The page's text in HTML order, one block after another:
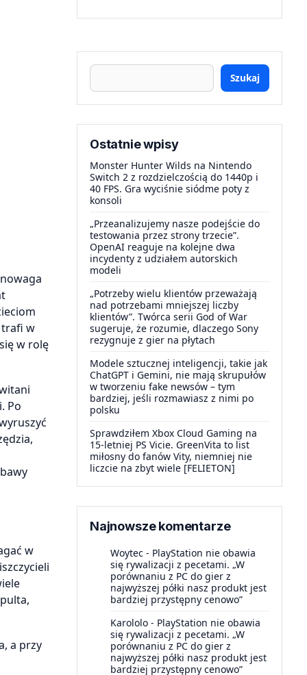
trafi w
w rolę
Po
w
a przy
Szukaj
Ostatnie wpisy
Monster Hunter Wilds na Nintendo
Switch 2 z rozdzielczością do 1440p i
40 FPS. Gra wyciśnie siódme poty z
konsoli
„Przeanalizujemy nasze podejście do
testowania przez strony trzecie”.
OpenAI reaguje na kolejne dwa
incydenty z udziałem autorskich
modeli
„Potrzeby wielu klientów przeważają
nad potrzebami mniejszej liczby
klientów”. Twórca serii God of War
sugeruje, że rozumie, dlaczego Sony
rezygnuje z gier na płytach
Modele sztucznej inteligencji, takie jak
ChatGPT i Gemini, nie mają skrupułów
w tworzeniu fake newsów – tym
bardziej, jeśli rozmawiasz z nimi po
polsku
Sprawdziłem Xbox Cloud Gaming na
15-letniej PS Vicie. GreenVita to list
miłosny do fanów Vity, niemniej nie
liczcie na zbyt wiele [FELIETON]
Najnowsze komentarze
Woytec - PlayStation nie obawia
się rywalizacji z pecetami. „W
porównaniu z PC do gier z
najwyższej półki nasz produkt jest
bardziej przystępny cenowo”
Karololo - PlayStation nie obawia
się rywalizacji z pecetami. „W
porównaniu z PC do gier z
najwyższej półki nasz produkt jest
bardziej przystępny cenowo”